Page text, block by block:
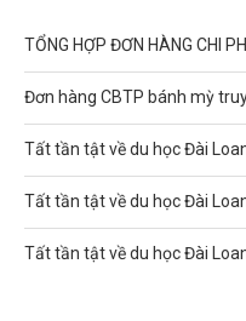
TỔNG HỢP ĐƠN HÀNG CHI
Đơn hàng CBTP bánh mỳ
Tất tần tật về du học Đài
Tất tần tật về du học Đài
Tất tần tật về du học Đài